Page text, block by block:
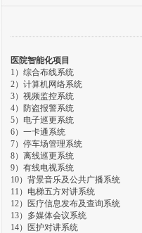
医院智能化项目
1） 综合布线系统
2） 计算机网络系统
3） 视频监控系统
4）防盗报警系统
5）电子巡更系统
6） 一卡通系统
7）停车场管理系统
8）离线巡更系统
9）有线电视系统
10）背景音乐及公共广播系统
11）电梯五方对讲系统
12）医疗信息发布及查询系统
13） 多媒体会议系统
14）医护对讲系统